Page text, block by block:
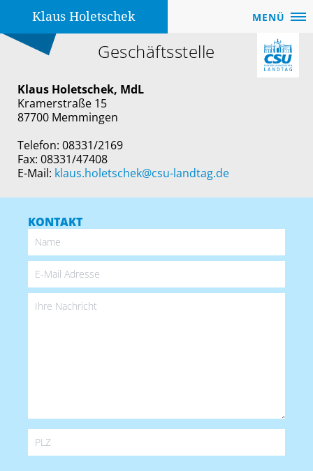
Klaus Holetschek MENÜ
Geschäftsstelle
Klaus Holetschek, MdL
Kramerstraße 15
87700 Memmingen
Telefon: 08331/2169
Fax: 08331/47408
E-Mail: klaus.holetschek@csu-landtag.de
KONTAKT